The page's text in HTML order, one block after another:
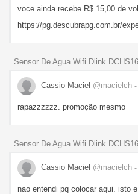
voce ainda recebe R$ 15,00 de
https://pg.descubrapg.com.br/
Sensor De Agua Wifi Dlink
Cassio Maciel @macielch -
rapazzzzzz. promoção mesmo
Sensor De Agua Wifi Dlink
Cassio Maciel @macielch -
nao entendi pq colocar aqui. isto